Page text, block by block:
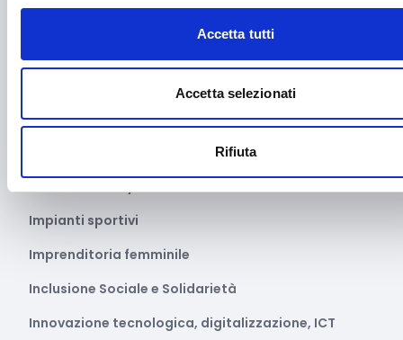
Accetta tutti
Accetta selezionati
Rifiuta
Gastronomia
Impianti sportivi
Imprenditoria femminile
Inclusione Sociale e Solidarietà
Innovazione tecnologica, digitalizzazione, ICT